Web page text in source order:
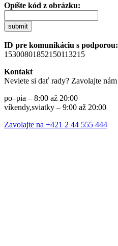
Opíšte kód z obrázku:
submit
ID pre komunikáciu s podporou:
15300801852150113215
Kontakt
Neviete si dať rady? Zavolajte nám
po–pia – 8:00 až 20:00
víkendy,sviatky – 9:00 až 20:00
Zavolajte na +421 2 44 555 444